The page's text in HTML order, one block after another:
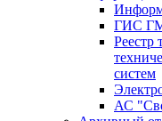
ГИС
Реестр
систем
АС